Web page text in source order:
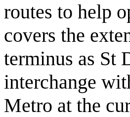
routes to help
covers the
terminus as St
interchange
Metro at the